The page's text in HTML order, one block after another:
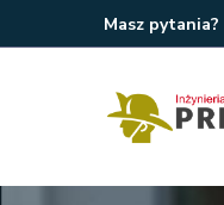
Masz pytania?